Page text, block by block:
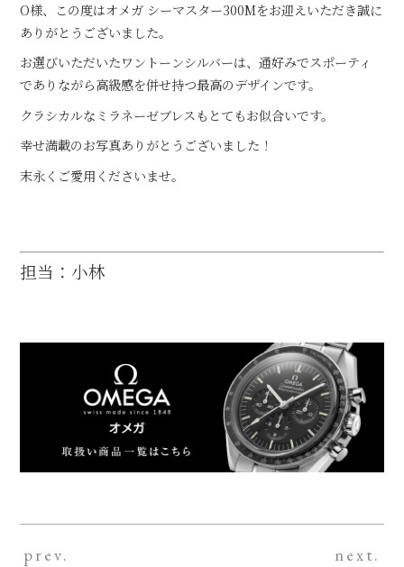
O様、この度はオメガ シーマスター300Mをお迎えいただき誠に
ありがとうございました。
お選びいただいたワントーンシルバーは、通好みでスポーティ
でありながら高級感を併せ持つ最高のデザインです。
クラシカルなミラネーゼブレスもとてもお似合いです。
幸せ満載のお写真ありがとうございました！
末永くご愛用くださいませ。
担当：小林
prev. next.